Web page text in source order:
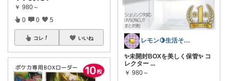
￥ 980～
0 0 5
コレ いいね レモン🍋生活そのものが愛🤍
✨未開封BOXを美しく保管✨ コ
レクター ...
￥ 980～